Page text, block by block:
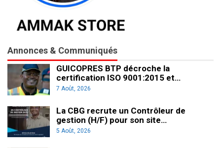
Annonces & Communiqués
GUICOPRES BTP décroche la
certification ISO 9001:2015 et…
7 Août, 2026
La CBG recrute un Contrôleur de
gestion (H/F) pour son site…
5 Août, 2026